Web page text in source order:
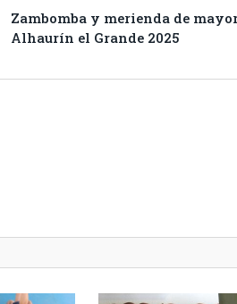
Zambomba y merienda de
Alhaurín el Grande 2025